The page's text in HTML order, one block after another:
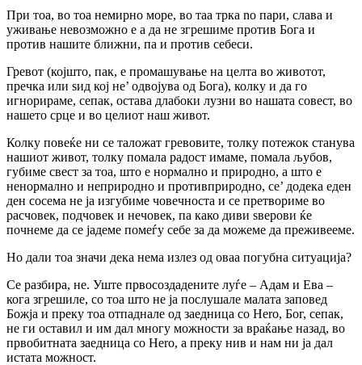
При тоа, во тоа немирно море, во таа трка no пари, слава и
уживање невозможно е а да не згрешиме против Бога и
против нашите ближни, па и против себеси.
Гревот (којшто, пак, е промашување на целта во животот,
пречка или ѕид кој не’ одвојува од Бога), колку и да го
игнорираме, сепак, остава длабоки лузни во нашата совест, во
нашето срце и во целиот наш живот.
Колку повеќе ни се таложат гревовите, толку потежок станува
нашиот живот, толку помала радост имаме, помала љубов,
губиме свест за тоа, што е нормално и природно, а што е
ненормално и неприродно и противприродно, се’ додека еден
ден сосема не ја изгубиме човечноста и се претвориме во
расчовек, подчовек и нечовек, па како диви ѕверови ќе
почнеме да се јадеме помеѓу себе за да можеме да преживееме.
Ho дали тоа значи дека нема излез од оваа погубна ситуација?
Се разбира, не. Уште првосоздадените луѓе – Адам и Ева –
кога згрешиле, co тоа што нe ja послушале малата заповед
Божја и преку тоа отпаднале од заедница co Hero, Бог, сепак,
не ги оставил и им дал многу можности за враќање назад, во
првобитната заедница co Hero, a преку нив и нам ни ја дал
истата можност.